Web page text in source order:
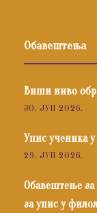
Обавештења
Виши ниво
30. ЈУН 2026.
Упис ученика
29. ЈУН 2026.
Обавештење за
за упис у